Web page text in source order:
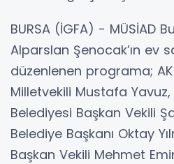
BURSA (İGFA) - MÜSİAD
Alparslan Şenocak’ın ev
düzenlenen programa;
Milletvekili Mustafa
Belediyesi Başkan Vekili
Belediye Başkanı Oktay
Başkan Vekili Mehmet